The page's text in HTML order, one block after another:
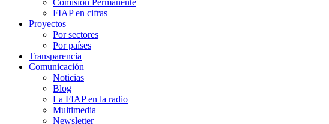
Comisión Permanente
FIAP en cifras
Proyectos
Por sectores
Por países
Transparencia
Comunicación
Noticias
Blog
La FIAP en la radio
Multimedia
Newsletter